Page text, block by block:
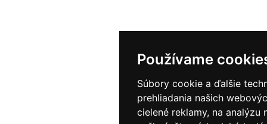
Používame
Súbory cookie a ďalšie
prehliadania našich
cielené reklamy, na